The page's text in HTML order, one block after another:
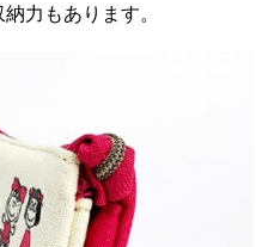
力もあります。